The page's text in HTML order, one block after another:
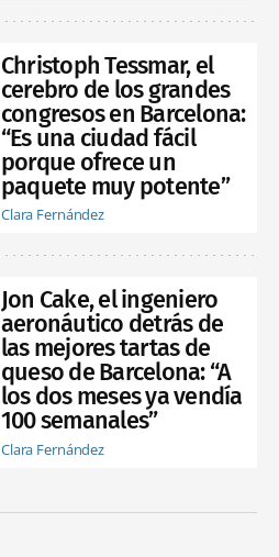
Christoph Tessmar, el
cerebro de los grandes
congresos en Barcelona:
“Es una ciudad fácil
porque ofrece un
paquete muy potente”
Clara Fernández
Jon Cake, el ingeniero
aeronáutico detrás de
las mejores tartas de
queso de Barcelona: “A
los dos meses ya vendía
100 semanales”
Clara Fernández